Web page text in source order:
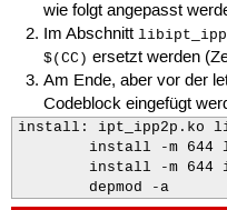
wie folgt angepasst
Im Abschnitt
$(CC) ersetzt werden
Am Ende, aber vor der
Codeblock eingefügt
install: ipt_ipp2p.ko
install -m 644
install -m 644
        depmod -a